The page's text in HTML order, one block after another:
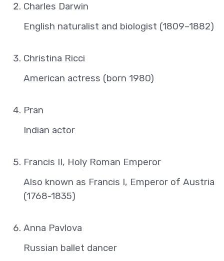
Charles Darwin
English naturalist and biologist (1809–1882)
Christina Ricci
American actress (born 1980)
Pran
Indian actor
Francis II, Holy Roman Emperor
Also known as Francis I, Emperor of Austria
(1768-1835)
Anna Pavlova
Russian ballet dancer